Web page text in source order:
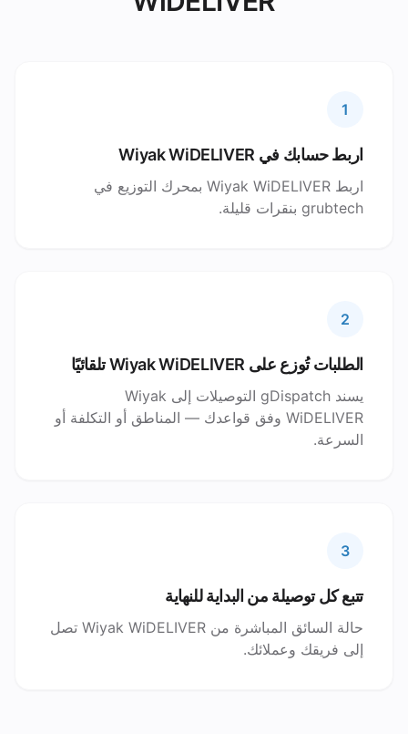
1
اربط حسابك في Wiyak WiDELIVER
اربط Wiyak WiDELIVER بمحرك التوزيع في
grubtech بنقرات قليلة.
2
الطلبات تُوزع على Wiyak WiDELIVER تلقائيًا
يسند gDispatch التوصيلات إلى Wiyak
WiDELIVER وفق قواعدك — المناطق أو التكلفة أو
السرعة.
3
تتبع كل توصيلة من البداية للنهاية
حالة السائق المباشرة من Wiyak WiDELIVER تصل
إلى فريقك وعملائك.